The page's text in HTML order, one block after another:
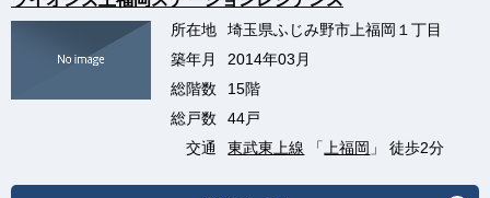
所在地
埼玉県ふじみ野市上福岡１丁目
築年月
2014年03月
総階数
15階
総戸数
44戸
交通
東武東上線 「 上福岡 」 徒歩2分